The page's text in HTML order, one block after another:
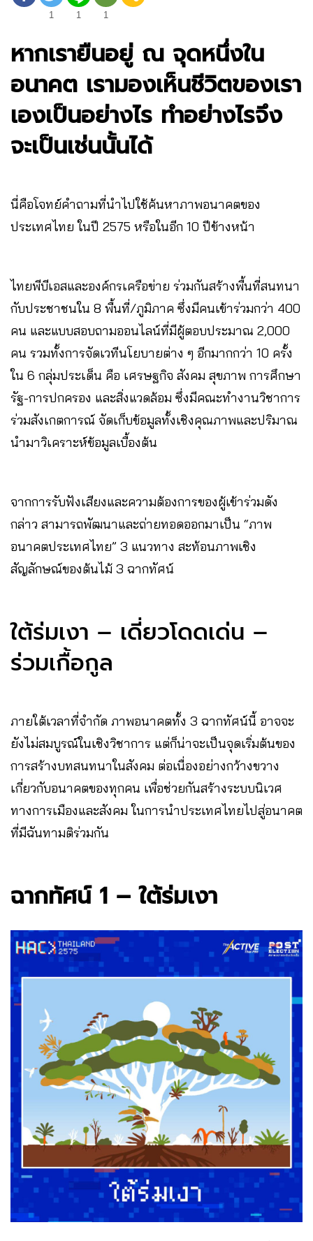
1 1 1
หากเรายืนอยู่ ณ จุดหนึ่งใน
อนาคต เรามองเห็นชีวิตของเรา
เองเป็นอย่างไร ทำอย่างไรจึง
จะเป็นเช่นนั้นได้
นี่คือโจทย์คำถามที่นำไปใช้ค้นหาภาพอนาคตของ
ประเทศไทย ในปี 2575 หรือในอีก 10 ปีข้างหน้า
ไทยพีบีเอสและองค์กรเครือข่าย ร่วมกันสร้างพื้นที่สนทนา
กับประชาชนใน 8 พื้นที่/ภูมิภาค ซึ่งมีคนเข้าร่วมกว่า 400
คน และแบบสอบถามออนไลน์ที่มีผู้ตอบประมาณ 2,000
คน รวมทั้งการจัดเวทีนโยบายต่าง ๆ อีกมากกว่า 10 ครั้ง
ใน 6 กลุ่มประเด็น คือ เศรษฐกิจ สังคม สุขภาพ การศึกษา
รัฐ-การปกครอง และสิ่งแวดล้อม ซึ่งมีคณะทำงานวิชาการ
ร่วมสังเกตการณ์ จัดเก็บข้อมูลทั้งเชิงคุณภาพและปริมาณ
นำมาวิเคราะห์ข้อมูลเบื้องต้น
จากการรับฟังเสียงและความต้องการของผู้เข้าร่วมดัง
กล่าว สามารถพัฒนาและถ่ายทอดออกมาเป็น “ภาพ
อนาคตประเทศไทย” 3 แนวทาง สะท้อนภาพเชิง
สัญลักษณ์ของต้นไม้ 3 ฉากทัศน์
ใต้ร่มเงา – เดี่ยวโดดเด่น –
ร่วมเกื้อกูล
ภายใต้เวลาที่จำกัด ภาพอนาคตทั้ง 3 ฉากทัศน์นี้ อาจจะ
ยังไม่สมบูรณ์ในเชิงวิชาการ แต่ก็น่าจะเป็นจุดเริ่มต้นของ
การสร้างบทสนทนาในสังคม ต่อเนื่องอย่างกว้างขวาง
เกี่ยวกับอนาคตของทุกคน เพื่อช่วยกันสร้างระบบนิเวศ
ทางการเมืองและสังคม ในการนำประเทศไทยไปสู่อนาคต
ที่มีฉันทามติร่วมกัน
ฉากทัศน์ 1 – ใต้ร่มเงา